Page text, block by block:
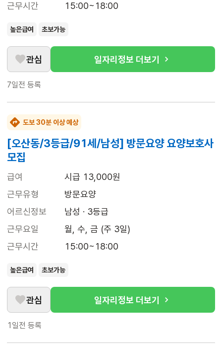
근무시간
15:00~18:00
높은급여 초보가능
관심 일자리정보 더보기
7일전 등록
도보 30분 이상 예상
[오산동/3등급/91세/남성] 방문요양 요양보호사
모집
급여
시급 13,000원
근무유형
방문요양
어르신정보
남성 · 3등급
근무요일
월, 수, 금 (주 3일)
근무시간
15:00~18:00
높은급여 초보가능
관심 일자리정보 더보기
1일전 등록